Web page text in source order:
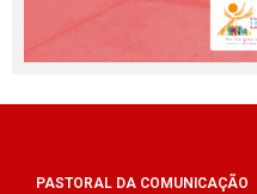
PASTORAL DA COMUNICAÇÃO